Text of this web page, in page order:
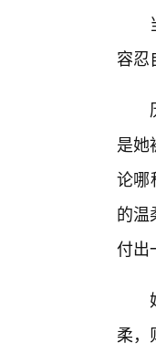
容忍
是她
论哪
的温
付出
柔，